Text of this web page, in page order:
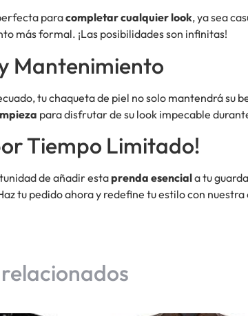
paracompletar cualquier look, ya sea
más formal. ¡Las posibilidades son infinitas!
Mantenimiento
tu chaqueta de piel no solo mantendrá su
para disfrutar de su look impecable
Tiempo Limitado!
de añadir estaprenda esenciala tu
tu pedido ahora y redefine tu estilo con